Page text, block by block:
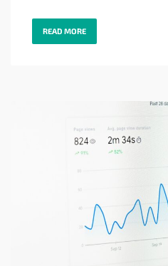
READ MORE